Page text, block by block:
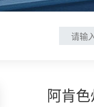
阿肯